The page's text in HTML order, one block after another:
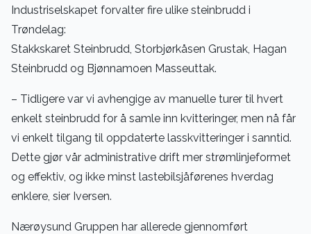
Industriselskapet forvalter fire ulike steinbrudd i
Trøndelag:
Stakkskaret Steinbrudd, Storbjørkåsen Grustak, Hagan
Steinbrudd og Bjønnamoen Masseuttak.
– Tidligere var vi avhengige av manuelle turer til hvert
enkelt steinbrudd for å samle inn kvitteringer, men nå får
vi enkelt tilgang til oppdaterte lasskvitteringer i sanntid.
Dette gjør vår administrative drift mer strømlinjeformet
og effektiv, og ikke minst lastebilsjåførenes hverdag
enklere, sier Iversen.
Nærøysund Gruppen har allerede gjennomført